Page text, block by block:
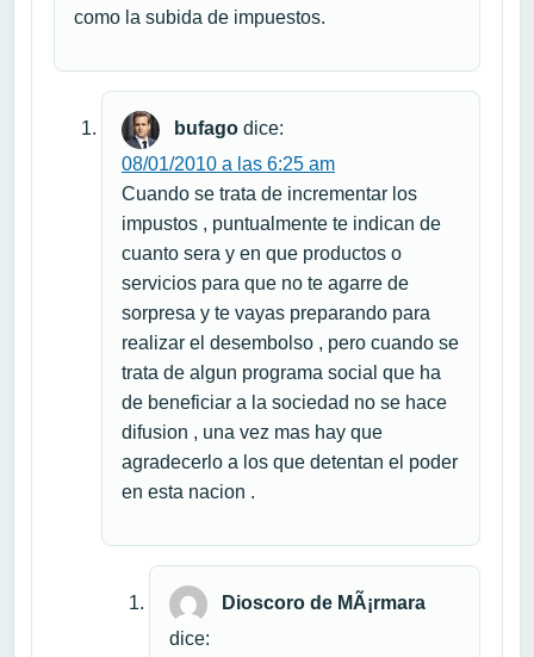
como la subida de impuestos.
bufago dice:
08/01/2010 a las 6:25 am
Cuando se trata de incrementar los
impustos , puntualmente te indican de
cuanto sera y en que productos o
servicios para que no te agarre de
sorpresa y te vayas preparando para
realizar el desembolso , pero cuando se
trata de algun programa social que ha
de beneficiar a la sociedad no se hace
difusion , una vez mas hay que
agradecerlo a los que detentan el poder
en esta nacion .
Dioscoro de MÃ¡rmara
dice: